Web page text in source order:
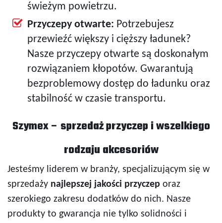
świeżym powietrzu.
Przyczepy otwarte: Potrzebujesz
przewieźć większy i cięższy ładunek?
Nasze przyczepy otwarte są doskonałym
rozwiązaniem kłopotów. Gwarantują
bezproblemowy dostęp do ładunku oraz
stabilność w czasie transportu.
Szymex – sprzedaż przyczep i wszelkiego
rodzaju akcesoriów
Jesteśmy liderem w branży, specjalizującym się w
sprzedaży najlepszej jakości przyczep oraz
szerokiego zakresu dodatków do nich. Nasze
produkty to gwarancja nie tylko solidności i